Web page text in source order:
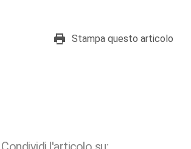
Stampa questo articolo